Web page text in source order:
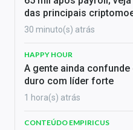
das principais
30 minuto(s) atrás
HAPPY HOUR
A gente ainda
duro com líder forte
1 hora(s) atrás
CONTEÚDO EMPIRICUS